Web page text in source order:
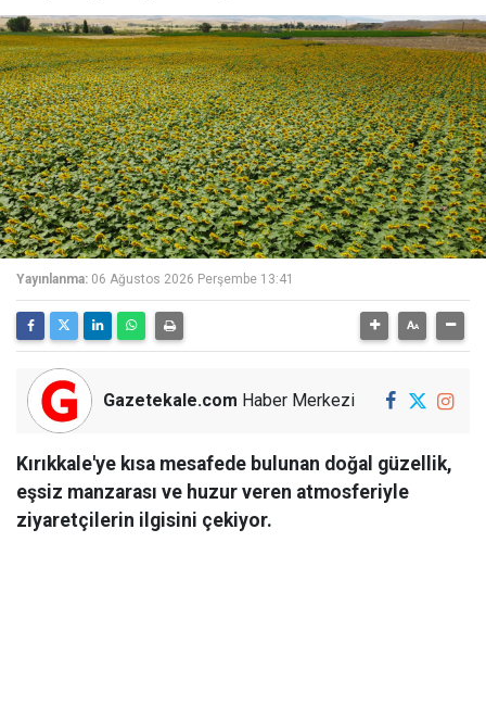
Yayınlanma: 06 Ağustos 2026 Perşembe 13:41
Gazetekale.com Haber Merkezi
Kırıkkale'ye kısa mesafede bulunan doğal güzellik,
eşsiz manzarası ve huzur veren atmosferiyle
ziyaretçilerin ilgisini çekiyor.